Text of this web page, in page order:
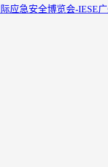
应急安全博览会-IESE